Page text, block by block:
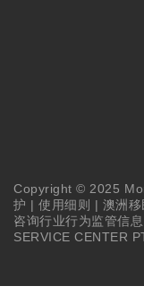
Copyright © 2025
护 |使用细则 | 澳洲
咨询行业行为监管信
SERVICE CENTER